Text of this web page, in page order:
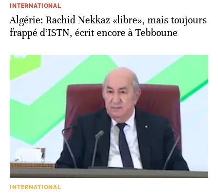
INTERNATIONAL
Algérie: Rachid Nekkaz «libre», mais toujours
frappé d’ISTN, écrit encore à Tebboune
INTERNATIONAL